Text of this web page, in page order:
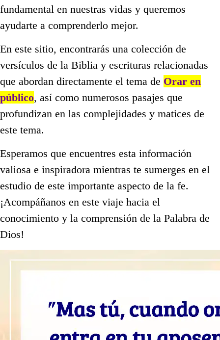
fundamental en nuestras vidas y queremos
ayudarte a comprenderlo mejor.
En este sitio, encontrarás una colección de
versículos de la Biblia y escrituras relacionadas
que abordan directamente el tema de Orar en
público, así como numerosos pasajes que
profundizan en las complejidades y matices de
este tema.
Esperamos que encuentres esta información
valiosa e inspiradora mientras te sumerges en el
estudio de este importante aspecto de la fe.
¡Acompáñanos en este viaje hacia el
conocimiento y la comprensión de la Palabra de
Dios!